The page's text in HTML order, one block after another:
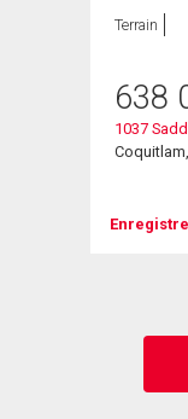
Terrain
638
1037